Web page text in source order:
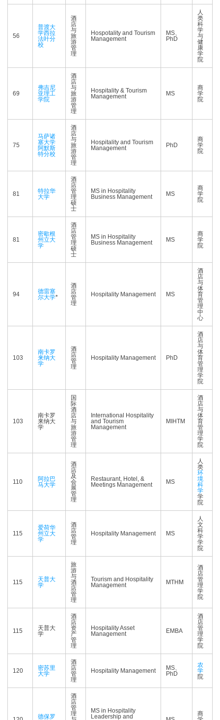
56
普渡大
学西拉
法叶分
校
酒
店
与
旅
游
管
理
Hospotality and Tourism
Management
MS、
PhD
人
类
科
学
与
健
康
学
院
69
弗吉尼
亚理工
学院
酒
店
与
旅
游
管
理
Hospitality & Tourism
Management
MS
商
学
院
75
马萨诸
塞大学
阿默斯
特分校
酒
店
与
旅
游
管
理
Hospitality and Tourism
Management
PhD
商
学
院
81
特拉华
大学
酒
店
管
理
硕
士
MS in Hospitality
Business Management
MS
商
学
院
81
密歇根
州立大
学
酒
店
管
理
硕
士
MS in Hospitality
Business Management
MS
商
学
院
94
德雷塞
尔大学*
酒
店
管
理
Hospitality Management MS
酒
店
与
体
育
管
理
中
心
103
南卡罗
来纳大
学
酒
店
管
理
Hospitality Management PhD
酒
店
与
体
育
管
理
学
院
103
南卡罗
来纳大
学
国
际
酒
店
与
旅
游
管
理
International Hospitality
and Tourism
Management
MIHTM
酒
店
与
体
育
管
理
学
院
110
阿拉巴
马大学
酒
店
及
会
展
管
理
Restaurant, Hotel, &
Meetings Management
MS
人
类
环
境
科
学
学
院
115
爱荷华
州立大
学
酒
店
管
理
Hospitality Management MS
人
文
科
学
学
院
115
天普大
学
旅
游
与
酒
店
管
理
Tourism and Hospitality
Management
MTHM
酒
店
管
理
学
院
115
天普大
学
酒
店
资
产
管
理
Hospitality Asset
Management
EMBA
酒
店
管
理
学
院
120
密苏里
大学
酒
店
管
理
Hospitality Management
MS、
PhD
农
学
院
德保罗
酒
店
管
理
MS in Hospitality
Leadership and
商